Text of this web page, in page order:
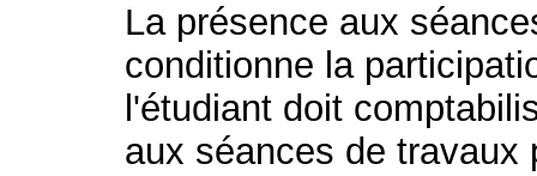
La présence aux
conditionne la
l'étudiant doit
aux séances de travaux